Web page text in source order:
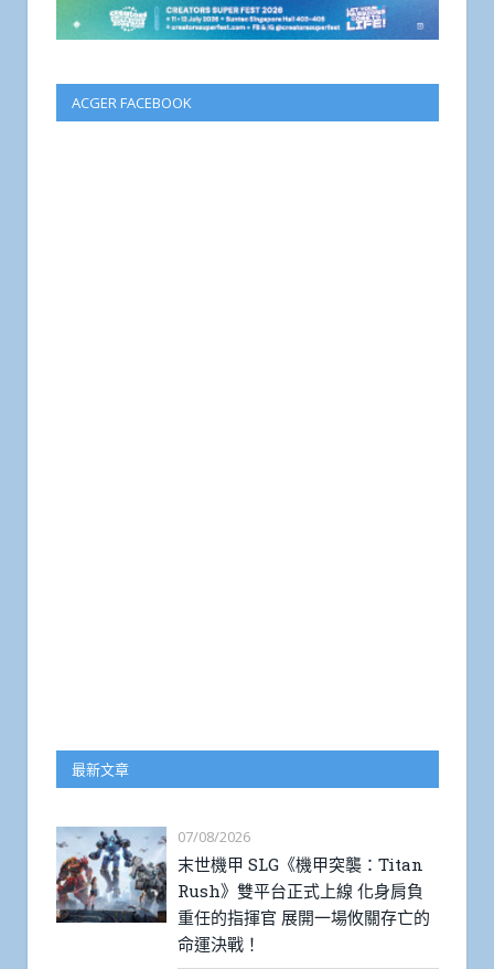
ACGER FACEBOOK
最新文章
07/08/2026
末世機甲 SLG《機甲突襲：Titan
Rush》雙平台正式上線 化身肩負
重任的指揮官 展開一場攸關存亡的
命運決戰！